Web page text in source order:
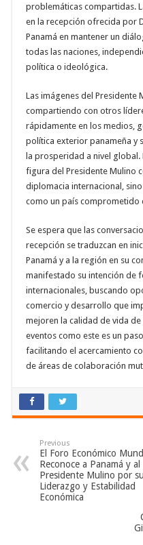
problemáticas compartidas.
en la recepción ofrecida por
Panamá en mantener un
todas las naciones,
política o ideológica.
Las imágenes del Presidente
compartiendo con otros
rápidamente en los medios,
política exterior panameña y
la prosperidad a nivel global.
figura del Presidente Mulino
diplomacia internacional,
como un país comprometido
Se espera que las
recepción se traduzcan en
Panamá y a la región en su
manifestado su intención de
internacionales, buscando
comercio y desarrollo que
mejoren la calidad de vida de
eventos como este es un
facilitando el acercamiento
de áreas de colaboración
Previous
El Foro Económico
Reconoce a Panamá y al
Presidente Mulino por su
Liderazgo y Estabilidad
Económica